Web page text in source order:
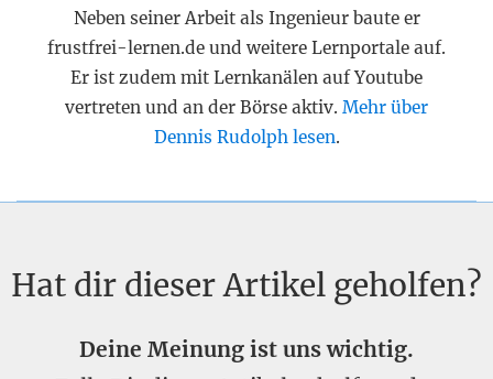
Neben seiner Arbeit als Ingenieur baute er
frustfrei-lernen.de und weitere Lernportale auf.
Er ist zudem mit Lernkanälen auf Youtube
vertreten und an der Börse aktiv. Mehr über
Dennis Rudolph lesen.
Hat dir dieser Artikel geholfen?
Deine Meinung ist uns wichtig.